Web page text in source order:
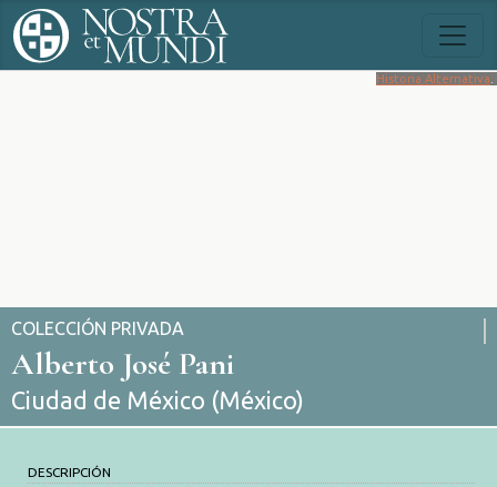
Historia Alternativa
COLECCIÓN PRIVADA
Alberto José Pani
Ciudad de México (México)
DESCRIPCIÓN